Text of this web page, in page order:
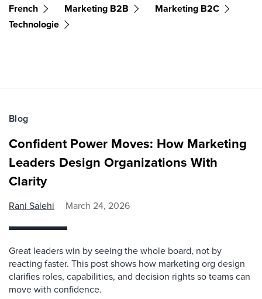
French
Marketing B2B
Marketing B2C
Technologie
Blog
Confident Power Moves: How Marketing
Leaders Design Organizations With
Clarity
Rani Salehi March 24, 2026
Great leaders win by seeing the whole board, not by
reacting faster. This post shows how marketing org design
clarifies roles, capabilities, and decision rights so teams can
move with confidence.